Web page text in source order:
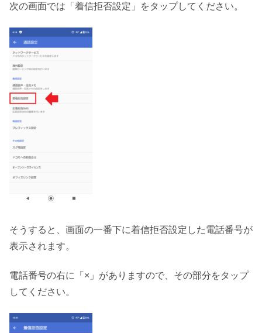
次の画面では「着信拒否設定」をタップしてください。
そうすると、画面の一番下に着信拒否設定した電話番号が
表示されます。
電話番号の右に「×」がありますので、その部分をタップ
してください。